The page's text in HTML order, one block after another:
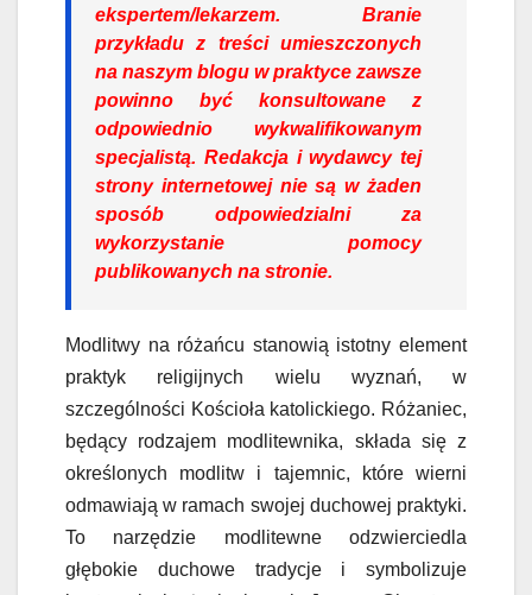
ekspertem/lekarzem. Branie
przykładu z treści umieszczonych
na naszym blogu w praktyce zawsze
powinno być konsultowane z
odpowiednio wykwalifikowanym
specjalistą. Redakcja i wydawcy tej
strony internetowej nie są w żaden
sposób odpowiedzialni za
wykorzystanie pomocy
publikowanych na stronie.
Modlitwy na różańcu stanowią istotny element
praktyk religijnych wielu wyznań, w
szczególności Kościoła katolickiego. Różaniec,
będący rodzajem modlitewnika, składa się z
określonych modlitw i tajemnic, które wierni
odmawiają w ramach swojej duchowej praktyki.
To narzędzie modlitewne odzwierciedla
głębokie duchowe tradycje i symbolizuje